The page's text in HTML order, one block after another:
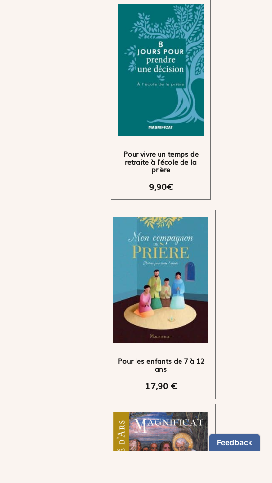
Pour vivre un temps de
retraite à l'école de la
prière
9,90€
Pour les enfants de 7 à 12
ans
17,90 €